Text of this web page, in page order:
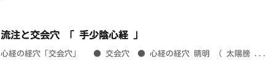
流注と交会穴 「 手少陰心経 」
心経の経穴「交会穴」 ● 交会穴 ● 心経の経穴 睛明 （ 太陽膀 ...